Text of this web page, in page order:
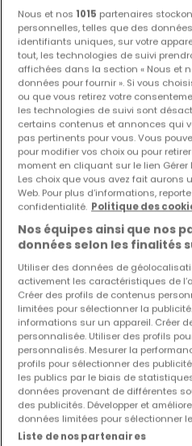
Appartement 4 pièces à
950 €
60 m² 4 1 1
Nous et nos 1015 partenaires
personnelles, telles que des
identifiants uniques, sur votre
tout, les technologies de suivi
affichées dans la section « Nous et
données pour fournir ». Si vous
ou que vous retirez votre
les technologies de suivi sont
certains contenus et annonces qui
pas pertinents pour vous. Vous
pour modifier vos choix ou pour
moment en cliquant sur le lien
Les choix que vous avez fait aurons
Web. Pour plus d’informations,
confidentialité. Politique des
Nos équipes ainsi que nos
données selon les finalités
Utiliser des données de
activement les caractéristiques de
Créer des profils de contenus
limitées pour sélectionner la
informations sur un appareil. Créer
personnalisée. Utiliser des profils
personnalisés. Mesurer la
profils pour sélectionner des
les publics par le biais de
données provenant de différentes
des publicités. Développer et
données limitées pour sélectionner
Liste de nos partenaires